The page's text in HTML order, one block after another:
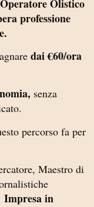
Olistico
professione
dai €60/ora
senza
percorso fa per
Maestro di
Impresa in